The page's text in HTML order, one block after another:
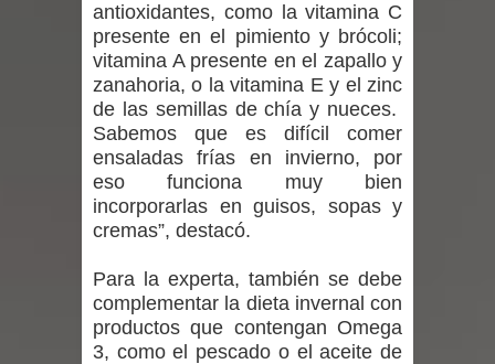
Mario Meza endurece críticas contra
ministra de Salud por dejar fuera a
Linares: “No dará la cara”
Seremi de Desarrollo Social y Familia
mantiene despliegue para apoyar a
niños y adolescentes durante la
emergencia.
Del anime al K-pop: especialistas U.
antioxidantes, como la vitamina C
presente en el pimiento y brócoli;
vitamina A presente en el zapallo y
zanahoria, o la vitamina E y el zinc
de las semillas de chía y nueces.
Sabemos que es difícil comer
ensaladas frías en invierno, por
eso funciona muy bien
incorporarlas en guisos, sopas y
cremas”, destacó.
Para la experta, también se debe
complementar la dieta invernal con
productos que contengan Omega
3, como el pescado o el aceite de